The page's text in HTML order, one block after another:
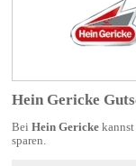
Hein Gericke
Bei Hein Gerickekannst
sparen.